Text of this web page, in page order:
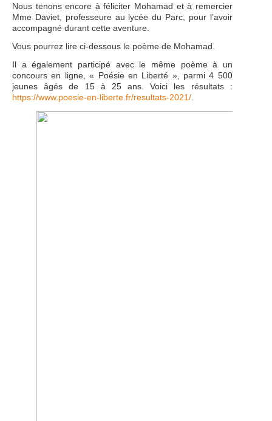
Nous tenons encore à féliciter Mohamad et à remercier
Mme Daviet, professeure au lycée du Parc, pour l’avoir
accompagné durant cette aventure.
Vous pourrez lire ci-dessous le poème de Mohamad.
Il a également participé avec le même poème à un
concours en ligne, « Poésie en Liberté », parmi 4 500
jeunes âgés de 15 à 25 ans. Voici les résultats :
https://www.poesie-en-liberte.fr/resultats-2021/